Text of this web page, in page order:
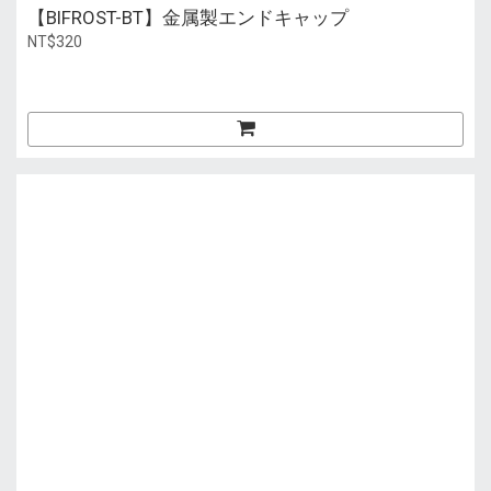
【BIFROST-BT】金属製エンドキャップ
NT$320